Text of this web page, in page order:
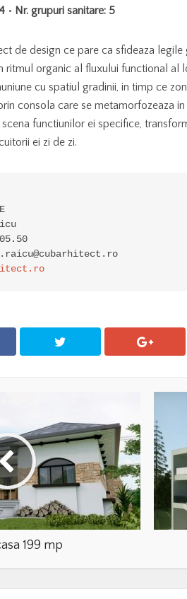
• Nr. grupuri sanitare: 5
de design ce pare ca sfideaza
ritmul organic al fluxului functional al
cu spatiul gradinii, in timp ce
consola care se metamorfozeaza
functiunilor ei specifice,
ei zi de zi.
199 mp